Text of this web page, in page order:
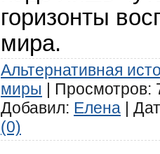
горизонты
мира.
Альтернативная
миры | Просмотров:
Добавил: Елена |
(0)